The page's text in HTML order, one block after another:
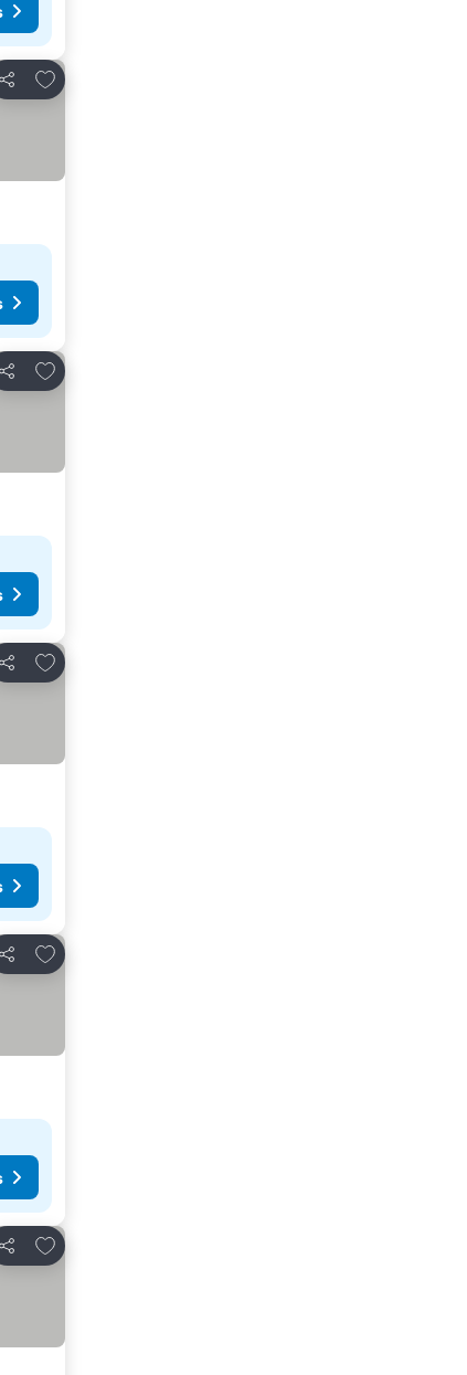
Partilhar
Adicionar aos favoritos
Partilhar
Adicionar aos favoritos
Partilhar
Adicionar aos favoritos
Partilhar
Adicionar aos favoritos
Partilhar
Adicionar aos favoritos